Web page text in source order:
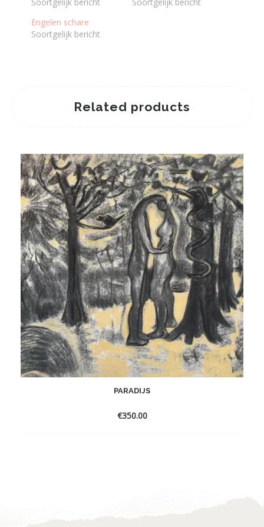
Engelen schare
Soortgelijk bericht
Related products
PARADIJS
€350.00